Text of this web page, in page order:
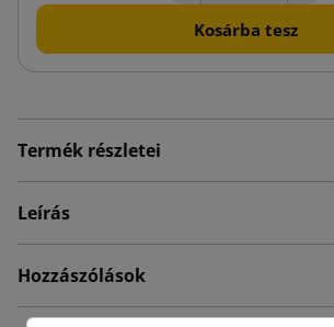
Kosárba tesz
Termék részletei
Leírás
Hozzászólások